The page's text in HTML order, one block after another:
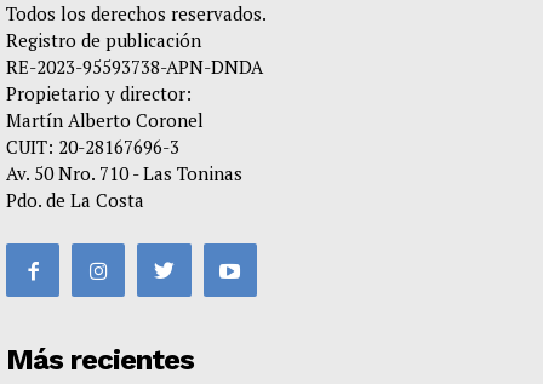
Todos los derechos reservados.
Registro de publicación
RE-2023-95593738-APN-DNDA
Propietario y director:
Martín Alberto Coronel
CUIT: 20-28167696-3
Av. 50 Nro. 710 - Las Toninas
Pdo. de La Costa
Más recientes